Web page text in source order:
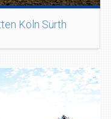
Köln Sürth